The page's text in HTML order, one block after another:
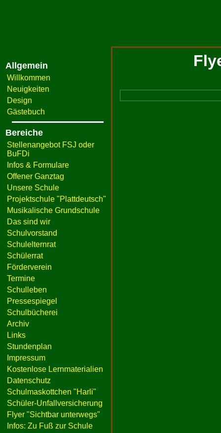
Allgemein
Willkommen
Neuigkeiten
Design
Gästebuch
Bereiche
Stellenangebot FSJ oder
BuFDi
Infos & Formulare
Offener Ganztag
Unsere Schule
Projektschule "Plattdeutsch"
Musikalische Grundschule
Das sind wir
Schulvorstand
Schulelternrat
Schülerrat
Förderverein
Termine
Schulleben
Pressespiegel
Schulbücherei
Archiv
Links
Stundenplan
Impressum
Kostenlose Lernmaterialien
Datenschutz
Schulmaskottchen "Harli"
Schüler-Unfallversicherung
Flyer "Sichtbar unterwegs"
Infos: Zu Fuß zur Schule